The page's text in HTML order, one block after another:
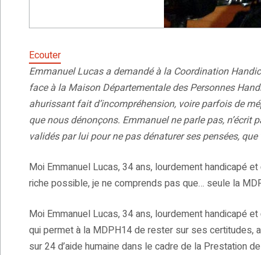
Ecouter
Emmanuel Lucas a demandé à la Coordination
face à la Maison Départementale des Personnes
ahurissant fait d’incompréhension, voire parfois de
que nous dénonçons. Emmanuel ne parle pas,
validés par lui pour ne pas dénaturer ses pensées,
Moi Emmanuel Lucas, 34 ans, lourdement handicapé
riche possible, je ne comprends pas que… seule la
Moi Emmanuel Lucas, 34 ans, lourdement handicapé
qui permet à la MDPH14 de rester sur ses
sur 24 d’aide humaine dans le cadre de la Prestation